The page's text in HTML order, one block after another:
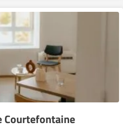
Courtefontaine